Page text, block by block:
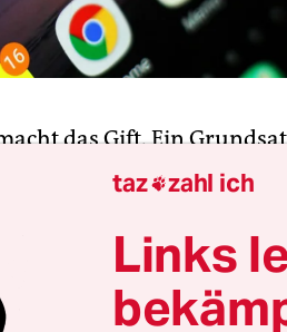
das Gift. Ein
Gummibärchen und
sich abends mit zu viel
da sind sich
bläuliche Licht, das
hält uns vom
taz zahl ich
Links